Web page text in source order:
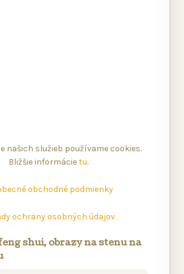
našich služieb používame cookies.
Bližšie informácietu.
obchodné podmienky
ochrany osobných údajov
shui, obrazy na stenu na